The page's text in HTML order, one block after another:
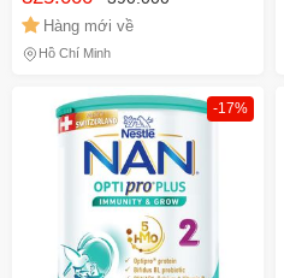
tuổi, hỗ trợ đề kháng và tiêu
hóa tốt
Hàng mới về
Hồ Chí Minh
-17%